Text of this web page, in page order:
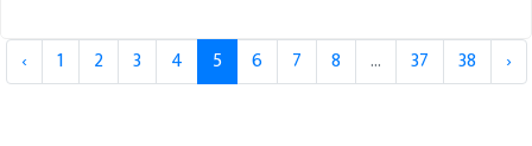
‹ 1 2 3 4 5 6 7 8 ... 37 38 ›